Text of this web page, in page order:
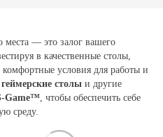
места — это залог вашего
в качественные столы,
комфортные условия для работы и
геймерские столы и другие
Game™ , чтобы обеспечить себе
среду.